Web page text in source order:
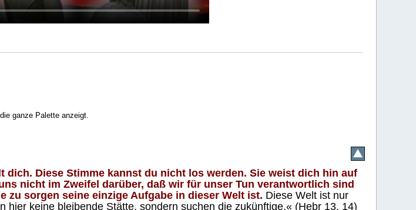
ganze Palette anzeigt.
Diese Stimme kannst du nicht los werden. Sie weist dich hin auf
nicht im Zweifel darüber, daß wir für unser Tun verantwortlich sind
zu sorgen seine einzige Aufgabe in dieser Welt ist. Diese Welt ist nur
keine bleibende Stätte, sondern suchen die zukünftige.« (Hebr 13, 14)